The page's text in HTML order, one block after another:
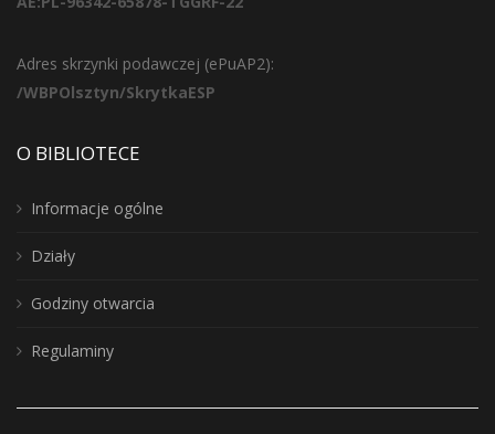
Adres skrzynki podawczej (ePuAP2):
/WBPOlsztyn/SkrytkaESP
O BIBLIOTECE
Informacje ogólne
Działy
Godziny otwarcia
Regulaminy